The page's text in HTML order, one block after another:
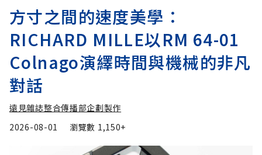
方寸之間的速度美學：
RICHARD MILLE以RM 64-01
Colnago演繹時間與機械的非凡
對話
遠見雜誌整合傳播部企劃製作
2026-08-01
瀏覽數 1,150+